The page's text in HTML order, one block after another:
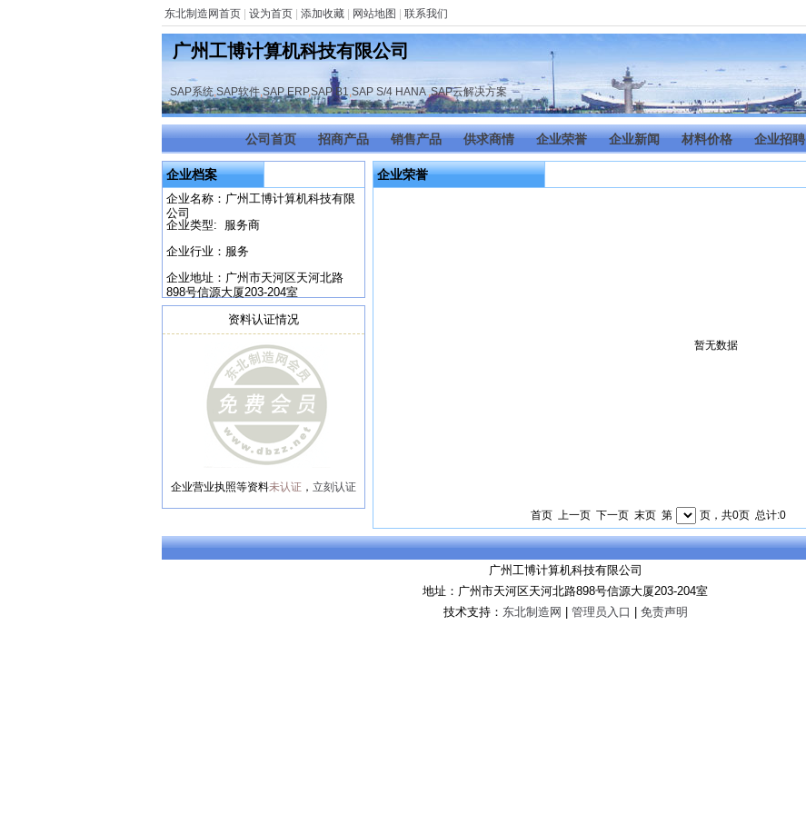
东北制造网首页 设为首页 添加收藏 网站地图 联系我们
广州工博计算机科技有限公司
SAP系统,SAP软件,SAP ERP,SAP B1,SAP S/4 HANA,SAP云解决方案
公司首页 招商产品 销售产品 供求商情 企业荣誉 企业新闻 材料价格 企业招聘
企业档案
企业名称：广州工博计算机科技有限
公司
企业类型: 服务商
企业行业：服务
企业地址：广州市天河区天河北路
898号信源大厦203-204室
资料认证情况
企业营业执照等资料未认证 ， 立刻认证
企业荣誉
暂无数据
首页 上一页 下一页 末页 第 页，共0页 总计:0
广州工博计算机科技有限公司
地址：广州市天河区天河北路898号信源大厦203-204室
技术支持： 东北制造网 管理员入口 免责声明